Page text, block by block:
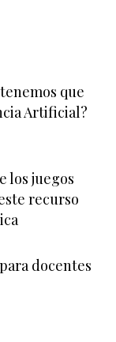
que
Artificial?
los juegos
recurso
docentes